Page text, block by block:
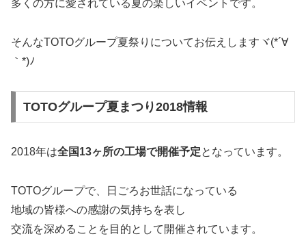
多くの方に愛されている夏の楽しいイベントです。
そんなTOTOグループ夏祭りについてお伝えしますヾ(*´∀
｀*)ﾉ
TOTOグループ夏まつり2018情報
2018年は全国13ヶ所の工場で開催予定となっています。
TOTOグループで、日ごろお世話になっている
地域の皆様への感謝の気持ちを表し
交流を深めることを目的として開催されています。